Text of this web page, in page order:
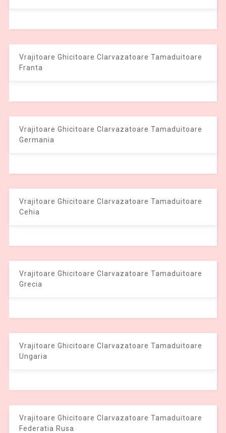
Vrajitoare Ghicitoare Clarvazatoare Tamaduitoare
Franta
Vrajitoare Ghicitoare Clarvazatoare Tamaduitoare
Germania
Vrajitoare Ghicitoare Clarvazatoare Tamaduitoare
Cehia
Vrajitoare Ghicitoare Clarvazatoare Tamaduitoare
Grecia
Vrajitoare Ghicitoare Clarvazatoare Tamaduitoare
Ungaria
Vrajitoare Ghicitoare Clarvazatoare Tamaduitoare
Federatia Rusa